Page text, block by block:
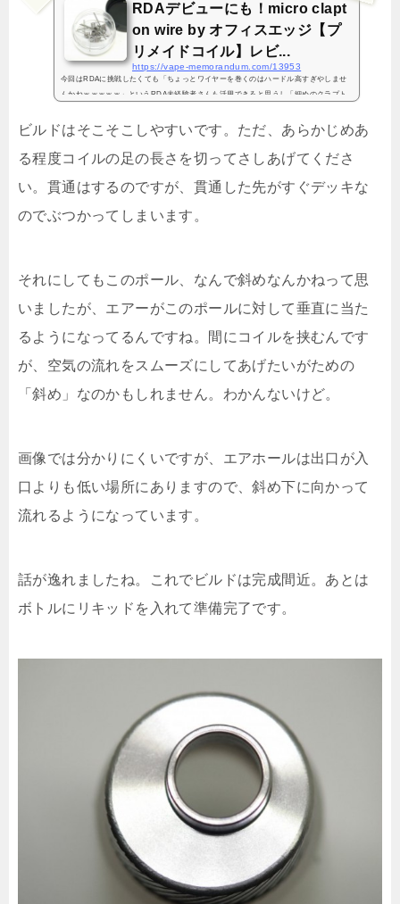
RDAデビューにも！micro clapt
on wire by オフィスエッジ【プ
リメイドコイル】レビ...
https://vape-memorandum.com/13953
今回はRDAに挑戦したくても「ちょっとワイヤーを巻くのはハードル高すぎやしませ
んかねｗｗｗｗｗ」というRDA未経験者さんも活用できると思うし「細めのクラプト
プリメイドコイルの紹...
ビルドはそこそこしやすいです。ただ、あらかじめあ
る程度コイルの足の長さを切ってさしあげてくださ
い。貫通はするのですが、貫通した先がすぐデッキな
のでぶつかってしまいます。
それにしてもこのポール、なんで斜めなんかねって思
いましたが、エアーがこのポールに対して垂直に当た
るようになってるんですね。間にコイルを挟むんです
が、空気の流れをスムーズにしてあげたいがための
「斜め」なのかもしれません。わかんないけど。
画像では分かりにくいですが、エアホールは出口が入
口よりも低い場所にありますので、斜め下に向かって
流れるようになっています。
話が逸れましたね。これでビルドは完成間近。あとは
ボトルにリキッドを入れて準備完了です。